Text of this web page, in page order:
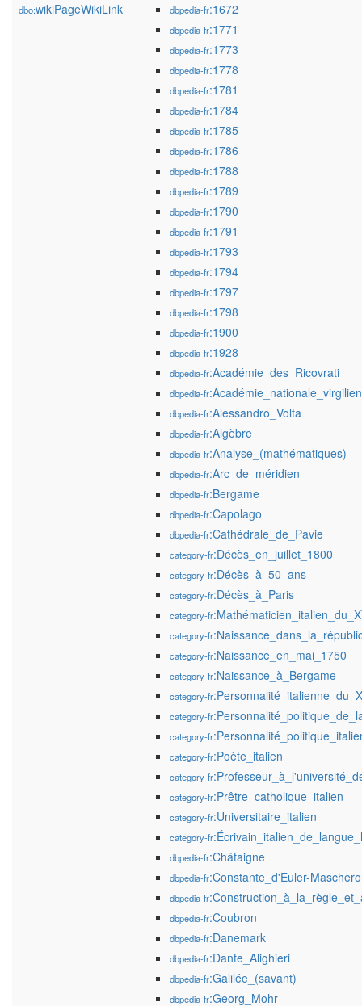
dbo:wikiPageWikiLink dbpedia-fr:1672
dbpedia-fr:1771
dbpedia-fr:1773
dbpedia-fr:1778
dbpedia-fr:1781
dbpedia-fr:1784
dbpedia-fr:1785
dbpedia-fr:1786
dbpedia-fr:1788
dbpedia-fr:1789
dbpedia-fr:1790
dbpedia-fr:1791
dbpedia-fr:1793
dbpedia-fr:1794
dbpedia-fr:1797
dbpedia-fr:1798
dbpedia-fr:1900
dbpedia-fr:1928
dbpedia-fr:Académie_des_Ricovrati
dbpedia-fr
dbpedia-fr:Alessandro_Volta
dbpedia-fr:Algèbre
dbpedia-fr:Analyse_(mathématiques)
dbpedia-fr:Arc_de_méridien
dbpedia-fr:Bergame
dbpedia-fr:Capolago
dbpedia-fr:Cathédrale_de_Pavie
category-fr:Décès_en_juillet_1800
category-fr:Décès_à_50_ans
category-fr:Décès_à_Paris
category-fr
category-fr
category-fr:Naissance_en_mai_1750
category-fr:Naissance_à_Bergame
category-fr
category-fr
category-fr
category-fr:Poète_italien
category-fr
category-fr:Prêtre_catholique_italien
category-fr:Universitaire_italien
category-fr
dbpedia-fr:Châtaigne
dbpedia-fr:Constante_d'Euler-
dbpedia-fr
dbpedia-fr:Coubron
dbpedia-fr:Danemark
dbpedia-fr:Dante_Alighieri
dbpedia-fr:Galilée_(savant)
dbpedia-fr:Georg_Mohr